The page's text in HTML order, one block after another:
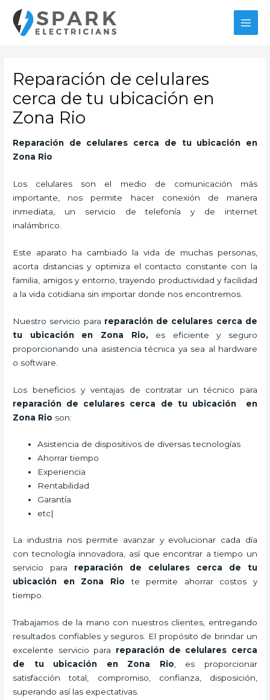
contenido
Reparación de celulares
cerca de tu ubicación en
Zona Rio
Reparación de celulares cerca de tu ubicación en
Zona Rio
Los celulares son el medio de comunicación más
importante, nos permite hacer conexión de manera
inmediata, un servicio de telefonía y de internet
inalámbrico.
Este aparato ha cambiado la vida de muchas personas,
acorta distancias y optimiza el contacto constante con la
familia, amigos y entorno, trayendo productividad y facilidad
a la vida cotidiana sin importar donde nos encontremos.
Nuestro servicio para reparación de celulares cerca de
tu ubicación en Zona Rio,es eficiente y seguro
proporcionando una asistencia técnica ya sea al hardware
o software.
Los beneficios y ventajas de contratar un técnico para
reparación de celulares cerca de tu ubicación en
Zona Rio son:
Asistencia de dispositivos de diversas tecnologías
Ahorrar tiempo
Experiencia
Rentabilidad
Garantía
etc|
La industria nos permite avanzar y evolucionar cada día
con tecnología innovadora, así que encontrar a tiempo un
servicio para reparación de celulares cerca de tu
ubicación en Zona Rio te permite ahorrar costos y
tiempo.
Trabajamos de la mano con nuestros clientes, entregando
resultados confiables y seguros. El propósito de brindar un
excelente servicio para reparación de celulares cerca
de tu ubicación en Zona Rio , es proporcionar
satisfacción total, compromiso, confianza, disposición,
superando así las expectativas.